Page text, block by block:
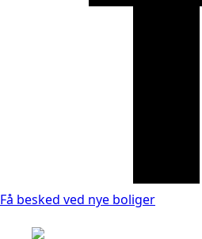
Få besked ved nye boliger